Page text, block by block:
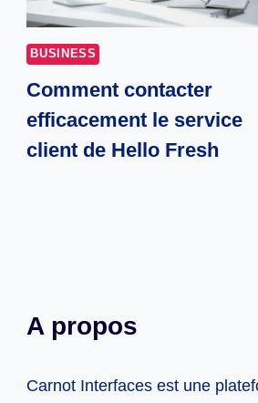
BUSINESS
Comment contacter
efficacement le service
client de Hello Fresh
A propos
Carnot Interfaces est une